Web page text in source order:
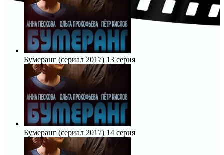
Бумеранг (сериал 2017) 13 серия
Бумеранг (сериал 2017) 14 серия